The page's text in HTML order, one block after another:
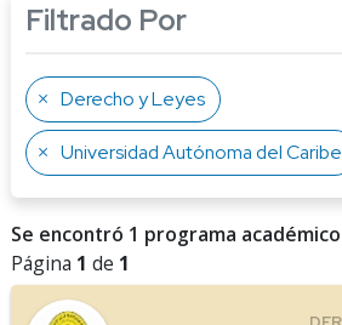
Filtrado Por
Derecho y Leyes
Universidad Autónoma del Caribe
Se encontró 1 programa académico
Página 1 de 1